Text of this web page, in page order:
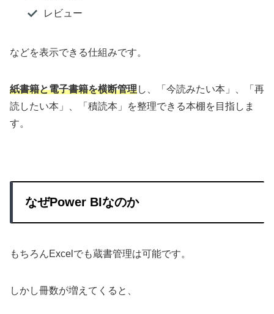
レビュー
などを表示できる仕組みです。
紙書籍と電子書籍を横断管理し、「今読みたい本」、「再
読したい本」、「積読本」を整理できる本棚を目指しま
す。
なぜPower BIなのか
もちろんExcelでも蔵書管理は可能です。
しかし冊数が増えてくると、